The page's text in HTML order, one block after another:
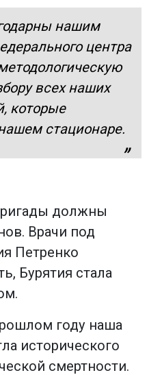
нашим
центра
всех наших
которые
стационаре.
должны
Врачи под
Петренко
Бурятия стала
году наша
исторического
смертности.